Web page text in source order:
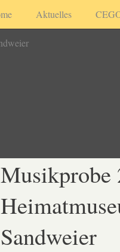
Aktuelles
Musikprobe
Sandweier